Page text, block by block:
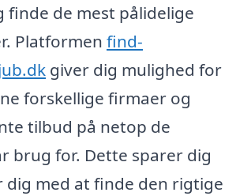
finde de mest pålidelige
Platformen find-
giver dig mulighed for
forskellige firmaer og
tilbud på netop de
brug for. Dette sparer dig
med at finde den rigtige